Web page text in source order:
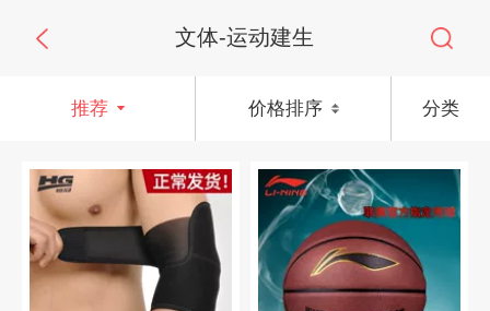
文体-运动建生
推荐 价格排序 分类